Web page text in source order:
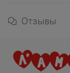
Отзывы